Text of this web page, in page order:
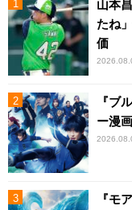
山本
たね
価
『ブ
ー漫
『モ